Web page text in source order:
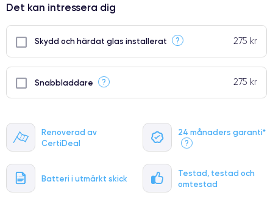
Renoverad av
CertiDeal
24 månaders garanti*
?
Batteri i utmärkt skick
Testad, testad och
omtestad
Det kan intressera dig
Skydd och härdat glas installerat ? 275 kr
Snabbladdare ? 275 kr